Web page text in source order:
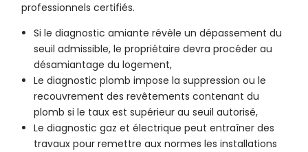
professionnels certifiés.
Si le diagnostic amiante révèle un dépassement du
seuil admissible, le propriétaire devra procéder au
désamiantage du logement,
Le diagnostic plomb impose la suppression ou le
recouvrement des revêtements contenant du
plomb si le taux est supérieur au seuil autorisé,
Le diagnostic gaz et électrique peut entraîner des
travaux pour remettre aux normes les installations